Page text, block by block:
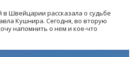
в Швейцарии рассказала о судьбе
Кушнира. Сегодня, во вторую
напомнить о нем и кое-что